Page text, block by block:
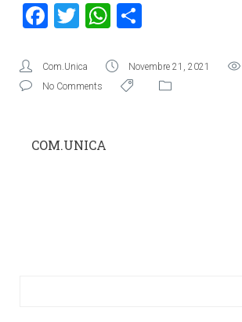
Facebook
TwitterWhatsApp
Com.Unica Novembre 21, 2021
No Comments
COM.UNICA